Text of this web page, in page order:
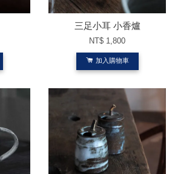
三足小耳 小香爐
NT$ 1,800
加入購物車